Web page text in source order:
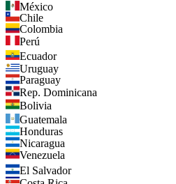
México
Chile
Colombia
Perú
Ecuador
Uruguay
Paraguay
Rep. Dominicana
Bolivia
Guatemala
Honduras
Nicaragua
Venezuela
El Salvador